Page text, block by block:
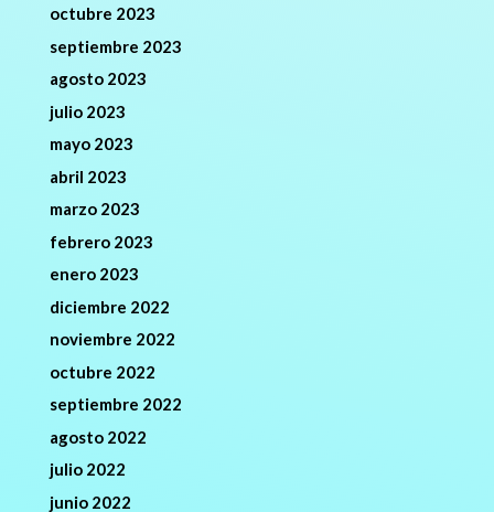
octubre 2023
septiembre 2023
agosto 2023
julio 2023
mayo 2023
abril 2023
marzo 2023
febrero 2023
enero 2023
diciembre 2022
noviembre 2022
octubre 2022
septiembre 2022
agosto 2022
julio 2022
junio 2022